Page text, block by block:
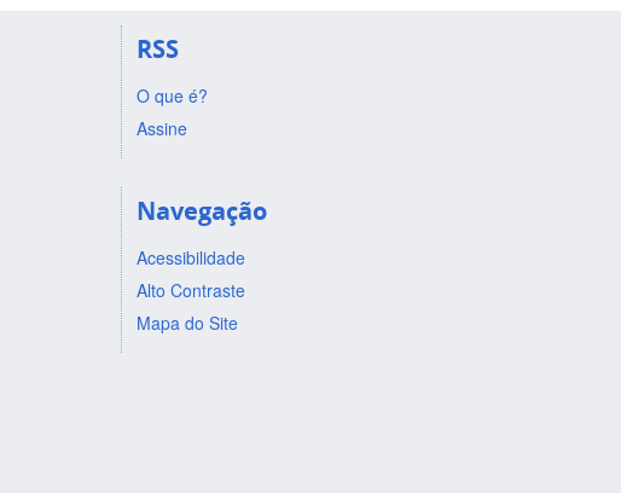
RSS
O que é?
Assine
Navegação
Acessibilidade
Alto Contraste
Mapa do Site